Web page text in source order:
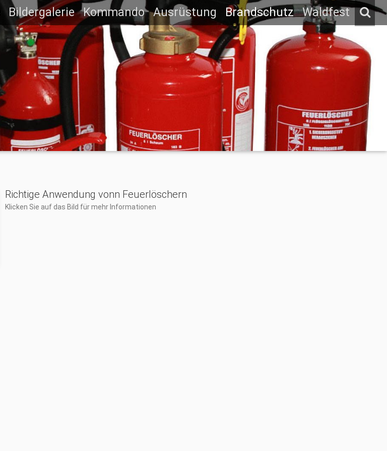
Bildergalerie Kommando Ausrüstung Brandschutz Waldfest
Richtige Anwendung vonn Feuerlöschern
Klicken Sie auf das Bild für mehr Informationen